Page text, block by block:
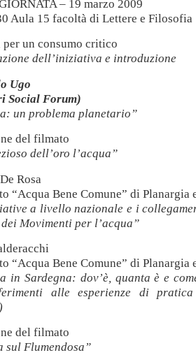
– 19 marzo 2009
Aula 15 facoltà di Lettere e Filosofia
per un consumo critico
dell’iniziativa e introduzione
Ugo
Social Forum)
un problema planetario”
del filmato
dell’oro l’acqua”
Rosa
“Acqua Bene Comune” di
a livello nazionale e i
Movimenti per l’acqua”
“Acqua Bene Comune” di
in Sardegna: dov’è, quanta è e
alle esperienze di
del filmato
sul Flumendosa”